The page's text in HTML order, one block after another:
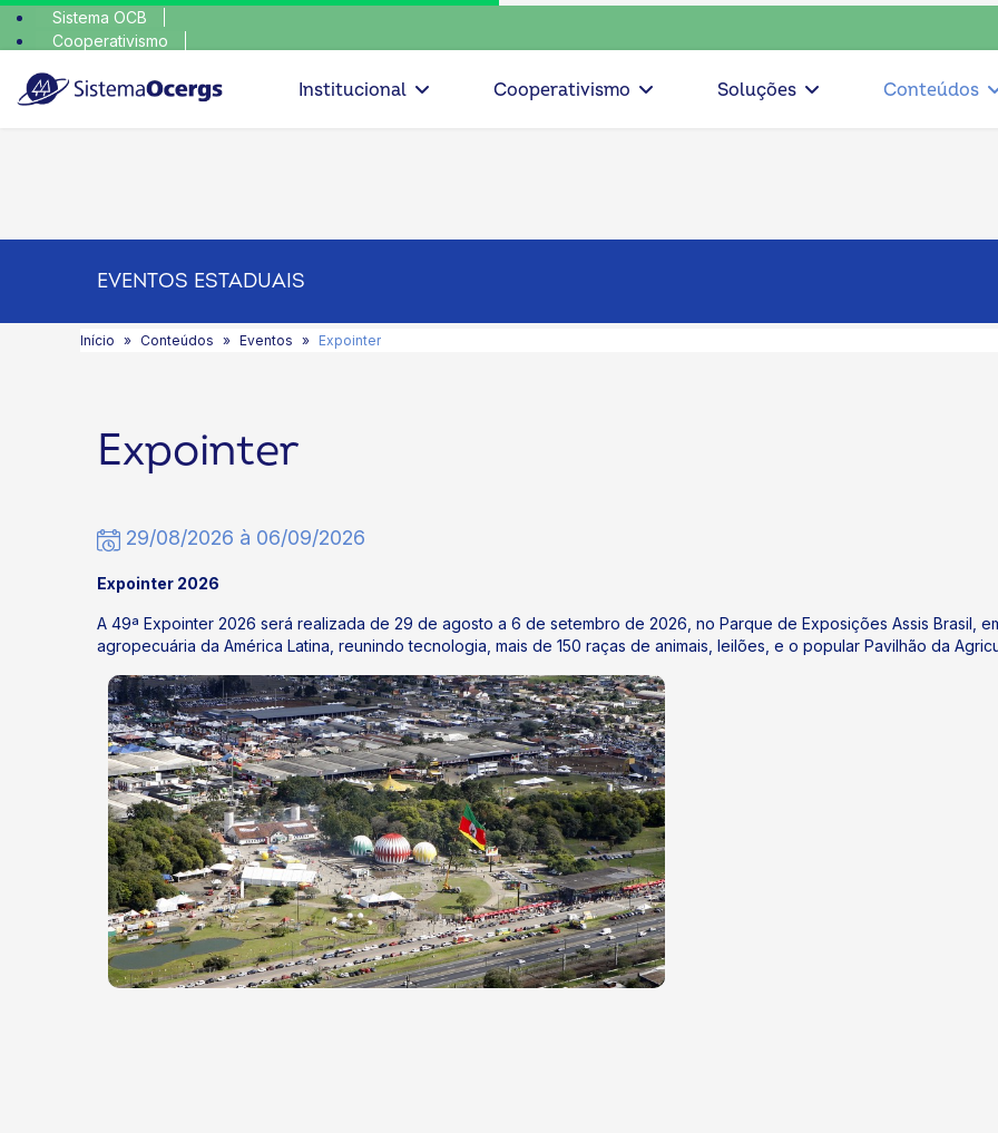
Sistema OCB
Cooperativismo
Institucional
Cooperativismo Soluções Conteúdos
EVENTOS ESTADUAIS
Início Conteúdos Eventos Expointer
Expointer
29/08/2026 à 06/09/2026
Expointer 2026
A 49ª Expointer 2026 será realizada de 29 de agosto a 6 de setembro de 2026, no Parque de Exposições Assis Brasil,
agropecuária da América Latina, reunindo tecnologia, mais de 150 raças de animais, leilões, e o popular Pavilhão da